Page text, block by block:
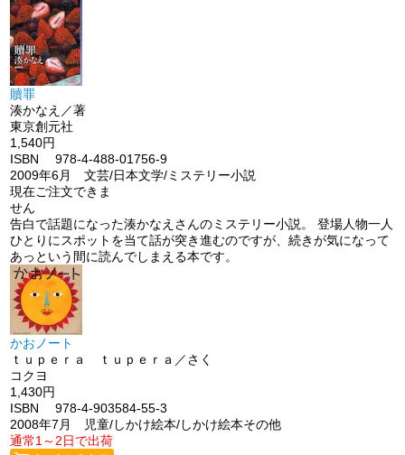
贖罪
湊かなえ／著
東京創元社
1,540円
ISBN 978-4-488-01756-9
2009年6月 文芸/日本文学/ミステリー小説
現在ご注文できま
せん
告白で話題になった湊かなえさんのミステリー小説。 登場人物一人
ひとりにスポットを当て話が突き進むのですが、続きが気になって
あっという間に読んでしまえる本です。
かおノート
ｔｕｐｅｒａ ｔｕｐｅｒａ／さく
コクヨ
1,430円
ISBN 978-4-903584-55-3
2008年7月 児童/しかけ絵本/しかけ絵本その他
通常1～2日で出荷